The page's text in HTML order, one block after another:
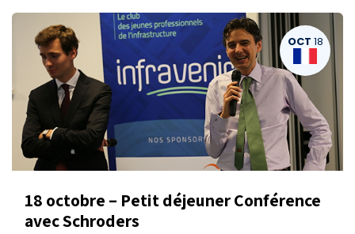
OCT 18
18 octobre – Petit déjeuner Conférence
avec Schroders